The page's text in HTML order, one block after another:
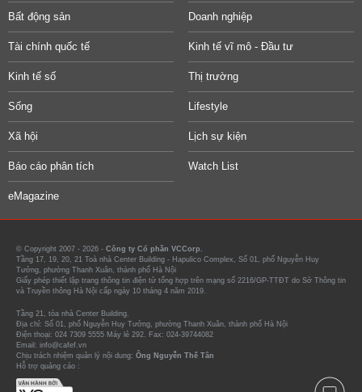
Bất động sản Doanh nghiệp
Tài chính quốc tế Kinh tế vĩ mô - Đầu tư
Kinh tế số Thị trường
Sống Lifestyle
Xã hội Lịch sự kiện
Báo cáo phân tích Watch List
eMagazine
© Copyright 2007 - 2026 - Công ty Cổ phần VCCorp.
Tầng 17, 19, 20, 21 Toà nhà Center Building - Hapulico Complex, Số 01, phố Nguyễn Huy
Tưởng, phường Thanh Xuân, thành phố Hà Nội
Giấy phép thiết lập trang thông tin điện tử tổng hợp trên mạng số 2216/GP-TTĐT do Sở Thông tin
và Truyền thông Hà Nội cấp ngày 10 tháng 4 năm 2019.
Tầng 21, tòa nhà Center Building.
Địa chỉ: Số 01, phố Nguyễn Huy Tưởng, phường Thanh Xuân, thành phố Hà Nội
Điện thoại: 024 7309 5555 Máy lẻ 292. Fax: 024-39744082
Email: info@cafef.vn
Chịu trách nhiệm quản lý nội dung: Ông Nguyễn Thế Tân
Hỗ trợ quảng cáo :